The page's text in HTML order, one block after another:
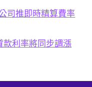
司推即時精算費率
款利率將同步調漲